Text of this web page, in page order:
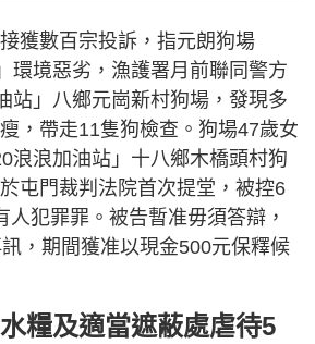
獲數百宗投訴，指元朗狗場
環境惡劣，漁護署月前聯同警方
站」八鄉元崗新村狗場，發現多
，帶走11隻狗檢查。狗場47歲女
浪浪加油站」十八鄉木橋頭村狗
屯門裁判法院首次提堂，被控6
人犯罪罪。被告暫准毋須答辯，
，期間獲准以現金500元保釋候
糧及適當遮蔽處虐待5